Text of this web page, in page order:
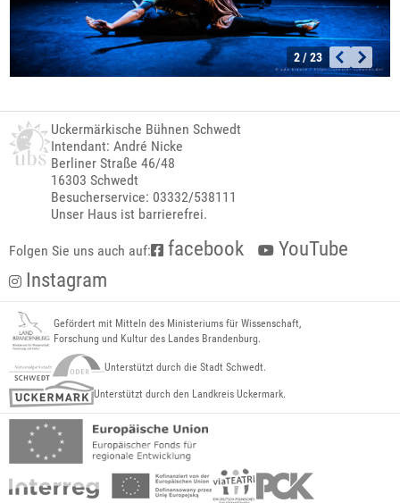
2 / 23
Uckermärkische Bühnen Schwedt
Intendant: André Nicke
Berliner Straße 46/48
16303 Schwedt
Besucherservice: 03332/538111
Unser Haus ist barrierefrei.
Folgen Sie uns auch auf: facebook
YouTube
Instagram
Gefördert mit Mitteln des Ministeriums für Wissenschaft,
Forschung und Kultur des Landes Brandenburg.
Unterstützt durch die Stadt Schwedt.
Unterstützt durch den Landkreis Uckermark.